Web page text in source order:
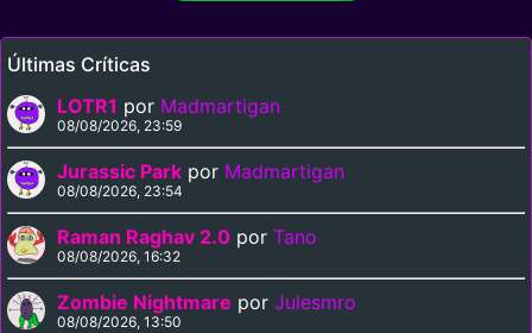
Últimas Críticas
LOTR1 por Madmartigan
08/08/2026, 23:59
Jurassic Park por Madmartigan
08/08/2026, 23:54
Raman Raghav 2.0 por Tano
08/08/2026, 16:32
Zombie Nightmare por Julesmro
08/08/2026, 13:50